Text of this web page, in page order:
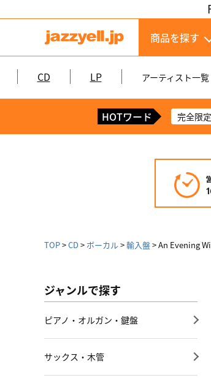
商品を探す
CD LP アーティスト一覧
HOTワード 完全限
TOP CD ボーカル 輸入盤 An Evening
ジャンルで探す
ピアノ・オルガン・鍵盤
サックス・木管